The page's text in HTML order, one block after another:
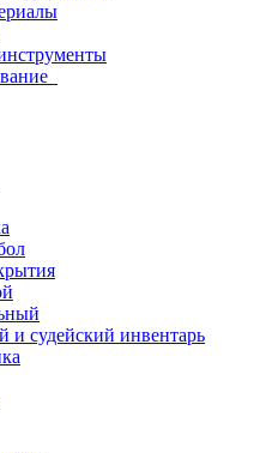
и судейский инвентарь